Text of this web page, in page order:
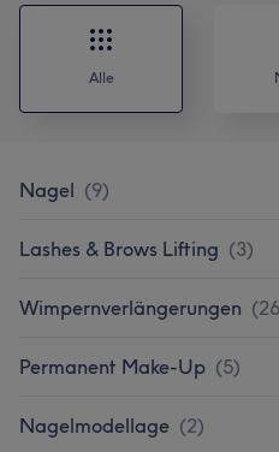
Alle
Nagel (9)
Lashes & Brows Lifting (3)
Wimpernverlängerungen (26
Permanent Make-Up (5)
Nagelmodellage (2)